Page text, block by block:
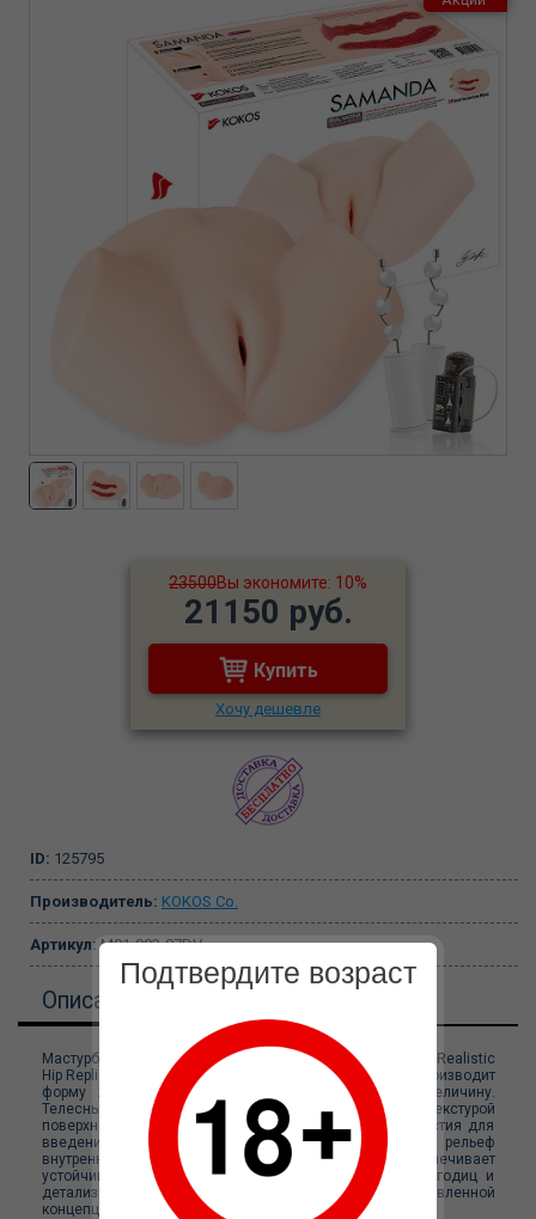
23500Вы экономите: 10%
21150 руб.
Купить
Хочу дешевле
ID: 125795
Производитель: KOKOS Co.
Артикул: M01-003-07DV
Описание
Мастурбатор-торс SAMANDA от бренда KOKOS из серии Realistic
Hip Replica. Изделие выполнено в масштабе 1:1 и воспроизводит
форму женских бёдер и ягодиц в натуральную величину.
Телесный цвет, мягкий материал с реалистичной текстурой
поверхности. Конструкция предусматривает два отверстия для
введения, каждое из которых имеет собственный рельеф
внутреннего канала. Значительный вес изделия обеспечивает
устойчивость при использовании. Объёмная форма ягодиц и
детализированный внешний вид соответствуют заявленной
концепции реалистичной реплики.
Подтвердите возраст